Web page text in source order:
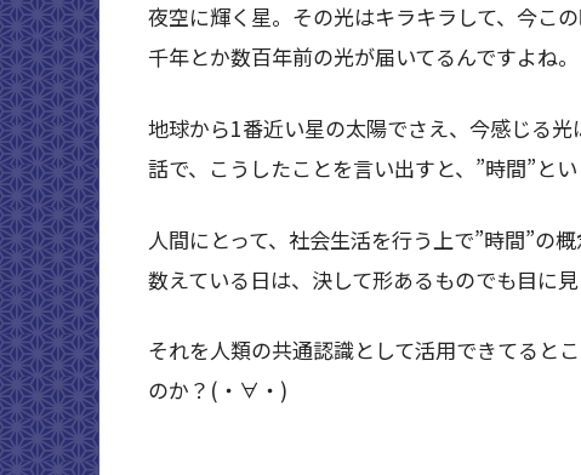
夜空に輝く星。その光はキラキラして、今こ
千年とか数百年前の光が届いてるんですよね。
地球から1番近い星の太陽でさえ、今感じる
話で、こうしたことを言い出すと、”時間”と
人間にとって、社会生活を行う上で”時間”の
数えている日は、決して形あるものでも目に
それを人類の共通認識として活用できてると
のか？(・∀・)